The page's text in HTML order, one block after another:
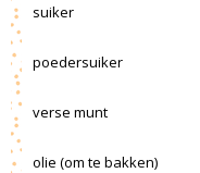
suiker
poedersuiker
verse munt
olie (om te bakken)